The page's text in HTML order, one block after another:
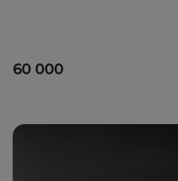
60 000